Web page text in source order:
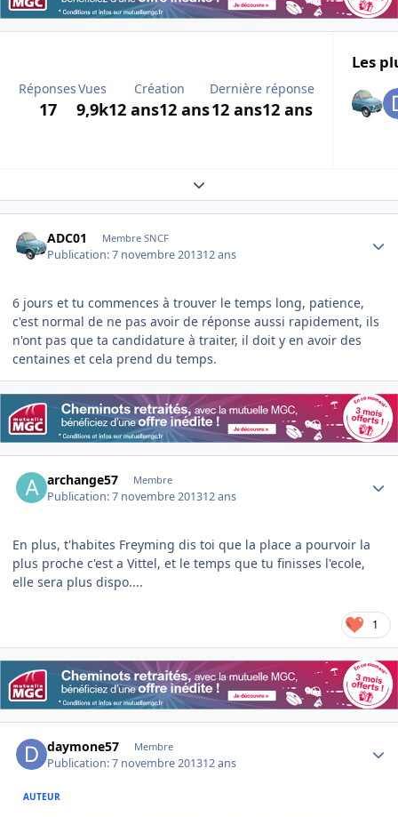
Réponses
17
Vues
9,9k
Création
12 ans12 ans
Dernière réponse
12 ans12 ans
Les
Expand topic overview
ADC01 Membre SNCF
Publication:7 novembre 201312 ans
6 jours et tu commences à trouver le temps long, patience,
c'est normal de ne pas avoir de réponse aussi rapidement, ils
n'ont pas que ta candidature à traiter, il doit y en avoir des
centaines et cela prend du temps.
archange57 Membre
Publication:7 novembre 201312 ans
En plus, t'habites Freyming dis toi que la place a pourvoir la
plus proche c'est a Vittel, et le temps que tu finisses l'ecole,
elle sera plus dispo....
1
daymone57 Membre
Publication:7 novembre 201312 ans
AUTEUR